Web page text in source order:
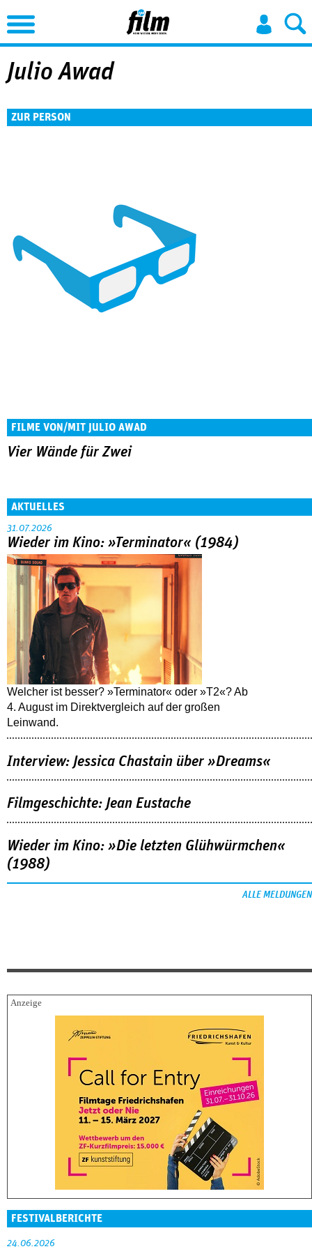
Jump to Navigation
Julio Awad
ZUR PERSON
FILME VON/MIT JULIO AWAD
Vier Wände für Zwei
AKTUELLES
31.07.2026
Wieder im Kino: »Terminator« (1984)
Welcher ist besser? »Terminator« oder »T2«? Ab
4. August im Direktvergleich auf der großen
Leinwand.
Interview: Jessica Chastain über »Dreams«
Filmgeschichte: Jean Eustache
Wieder im Kino: »Die letzten Glühwürmchen«
(1988)
ALLE MELDUNGEN
FESTIVALBERICHTE
24.06.2026